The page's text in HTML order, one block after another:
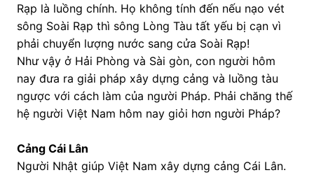
Rạp là luồng chính. Họ không tính đến nếu nạo vét
sông Soài Rạp thì sông Lòng Tàu tất yếu bị cạn vì
phải chuyển lượng nước sang cửa Soài Rạp!
Như vậy ở Hải Phòng và Sài gòn, con người hôm
nay đưa ra giải pháp xây dựng cảng và luồng tàu
ngược với cách làm của người Pháp. Phải chăng thế
hệ người Việt Nam hôm nay giỏi hơn người Pháp?
Cảng Cái Lân
Người Nhật giúp Việt Nam xây dựng cảng Cái Lân.